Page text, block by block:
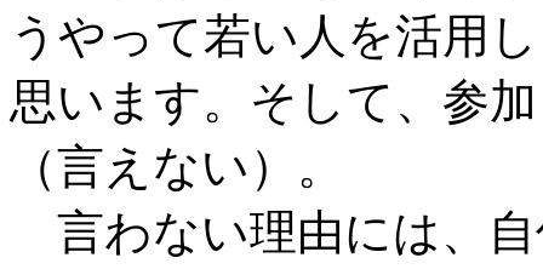
うやって若い人を活用
思います。そして、参
（言えない）。
言わない理由には、